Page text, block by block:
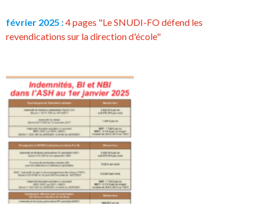
février 2025 :4 pages "Le SNUDI-FO défend les
revendications sur la direction d'école"